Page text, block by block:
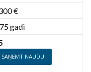
€
gadi
NAUDU